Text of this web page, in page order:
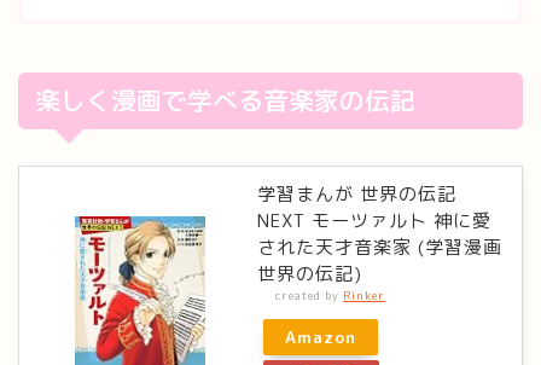
楽しく漫画で学べる音楽家の伝記
学習まんが 世界の伝記
NEXT モーツァルト 神に愛
された天才音楽家 (学習漫画
世界の伝記)
created by Rinker
Amazon